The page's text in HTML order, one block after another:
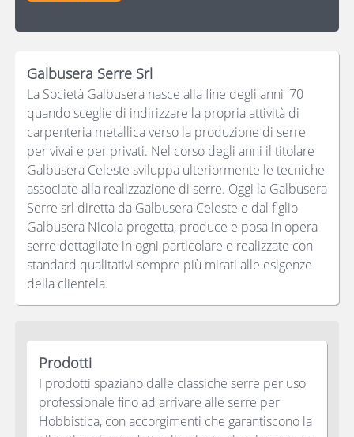
Galbusera Serre Srl
La Società Galbusera nasce alla fine degli anni '70
quando sceglie di indirizzare la propria attività di
carpenteria metallica verso la produzione di serre
per vivai e per privati. Nel corso degli anni il titolare
Galbusera Celeste sviluppa ulteriormente le tecniche
associate alla realizzazione di serre. Oggi la Galbusera
Serre srl diretta da Galbusera Celeste e dal figlio
Galbusera Nicola progetta, produce e posa in opera
serre dettagliate in ogni particolare e realizzate con
standard qualitativi sempre più mirati alle esigenze
della clientela.
Prodotti
I prodotti spaziano dalle classiche serre per uso
professionale fino ad arrivare alle serre per
Hobbistica, con accorgimenti che garantiscono la